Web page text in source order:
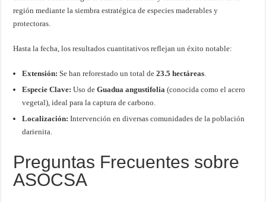
región mediante la siembra estratégica de especies maderables y
protectoras.
Hasta la fecha, los resultados cuantitativos reflejan un éxito notable:
Extensión: Se han reforestado un total de23.5 hectáreas.
Especie Clave: Uso deGuadua angustifolia (conocida como el acero
vegetal), ideal para la captura de carbono.
Localización: Intervención en diversas comunidades de la población
darienita.
Preguntas Frecuentes sobre
ASOCSA